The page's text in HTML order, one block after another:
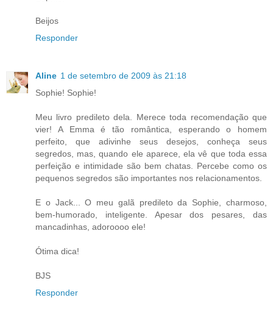
Beijos
Responder
Aline 1 de setembro de 2009 às 21:18
Sophie! Sophie!
Meu livro predileto dela. Merece toda recomendação que
vier! A Emma é tão romântica, esperando o homem
perfeito, que adivinhe seus desejos, conheça seus
segredos, mas, quando ele aparece, ela vê que toda essa
perfeição e intimidade são bem chatas. Percebe como os
pequenos segredos são importantes nos relacionamentos.
E o Jack... O meu galã predileto da Sophie, charmoso,
bem-humorado, inteligente. Apesar dos pesares, das
mancadinhas, adoroooo ele!
Ótima dica!
BJS
Responder